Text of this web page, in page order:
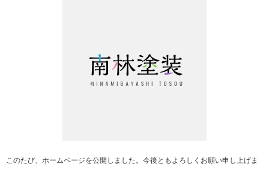
このたび、ホームページを公開しました。今後ともよろしくお願い申し上げま